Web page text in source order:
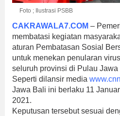
Foto ; Ilustrasi PSBB
CAKRAWALA7.COM –
membatasi kegiatan
aturan Pembatasan Sosial
untuk menekan penularan
seluruh provinsi di Pulau
Seperti dilansir media
Jawa Bali ini berlaku 11
2021.
Keputusan tersebut sesuai